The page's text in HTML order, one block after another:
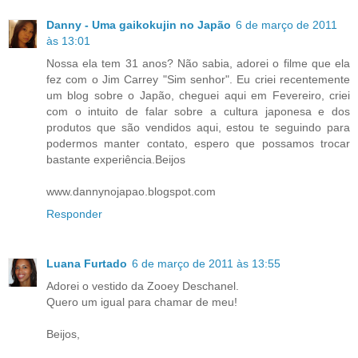
Danny - Uma gaikokujin no Japão 6 de março de 2011
às 13:01
Nossa ela tem 31 anos? Não sabia, adorei o filme que ela
fez com o Jim Carrey "Sim senhor". Eu criei recentemente
um blog sobre o Japão, cheguei aqui em Fevereiro, criei
com o intuito de falar sobre a cultura japonesa e dos
produtos que são vendidos aqui, estou te seguindo para
podermos manter contato, espero que possamos trocar
bastante experiência.Beijos
www.dannynojapao.blogspot.com
Responder
Luana Furtado 6 de março de 2011 às 13:55
Adorei o vestido da Zooey Deschanel.
Quero um igual para chamar de meu!
Beijos,